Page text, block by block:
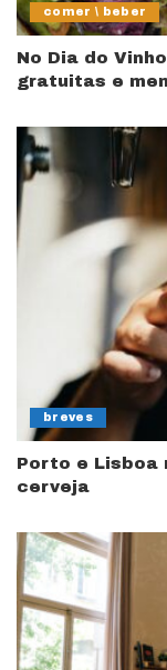
comer \ beber
No Dia do
gratuitas e
breves
Porto e Lisboa
cerveja